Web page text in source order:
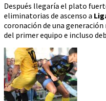
Después llegaría el plato
eliminatorias de ascenso a
coronación de una
del primer equipo e incluso